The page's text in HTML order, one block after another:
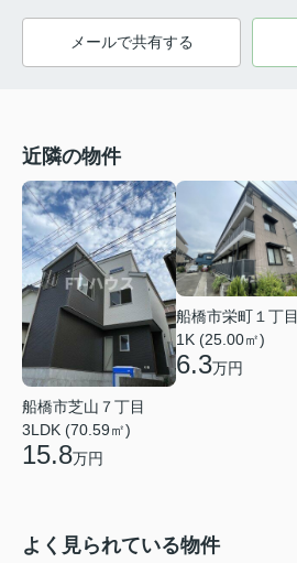
メールで共有する
近隣の物件
船橋市芝山７丁目
3LDK (70.59㎡)
15.8万円
船橋市栄町１丁目
1K (25.00㎡)
6.3万円
よく見られている物件